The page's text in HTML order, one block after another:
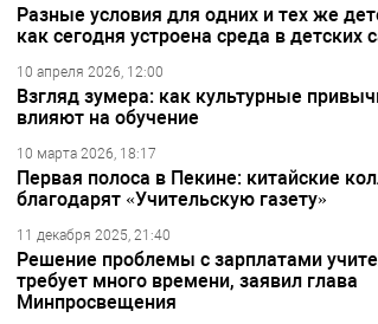
Разные условия для одних и тех же
как сегодня устроена среда в детских
10 апреля 2026, 12:00
Взгляд зумера: как культурные
влияют на обучение
10 марта 2026, 18:17
Первая полоса в Пекине: китайские
благодарят «Учительскую газету»
11 декабря 2025, 21:40
Решение проблемы с зарплатами
требует много времени, заявил глава
Минпросвещения